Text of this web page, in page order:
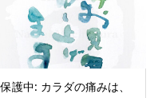
保護中: カラダの痛みは、